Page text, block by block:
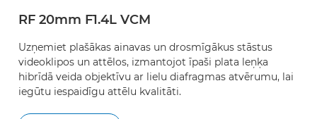
RF 20mm F1.4L VCM
Uzņemiet plašākas ainavas un drosmīgākus stāstus
videoklipos un attēlos, izmantojot īpaši plata leņķa
hibrīdā veida objektīvu ar lielu diafragmas atvērumu, lai
iegūtu iespaidīgu attēlu kvalitāti.